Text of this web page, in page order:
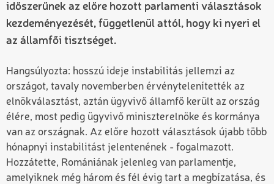
időszerűnek az előre hozott parlamenti választások
kezdeményezését, függetlenül attól, hogy ki nyeri el
az államfői tisztséget.
Hangsúlyozta: hosszú ideje instabilitás jellemzi az
országot, tavaly novemberben érvénytelenítették az
elnökválasztást, aztán ügyvivő államfő került az ország
élére, most pedig ügyvivő miniszterelnöke és kormánya
van az országnak. Az előre hozott választások újabb több
hónapnyi instabilitást jelentenének - fogalmazott.
Hozzátette, Romániának jelenleg van parlamentje,
amelyiknek még három és fél évig tart a megbízatása, és